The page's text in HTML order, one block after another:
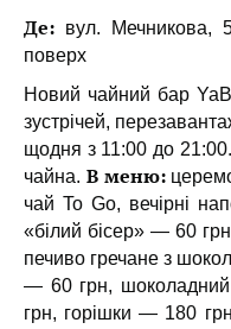
Де: вул. Мечникова,
поверх
Новий чайний бар
зустрічей,
щодня з 11:00 до
чайна. В меню:
чай To Go, вечірні
«білий бісер» — 60
печиво гречане з
— 60 грн,
грн, горішки — 180